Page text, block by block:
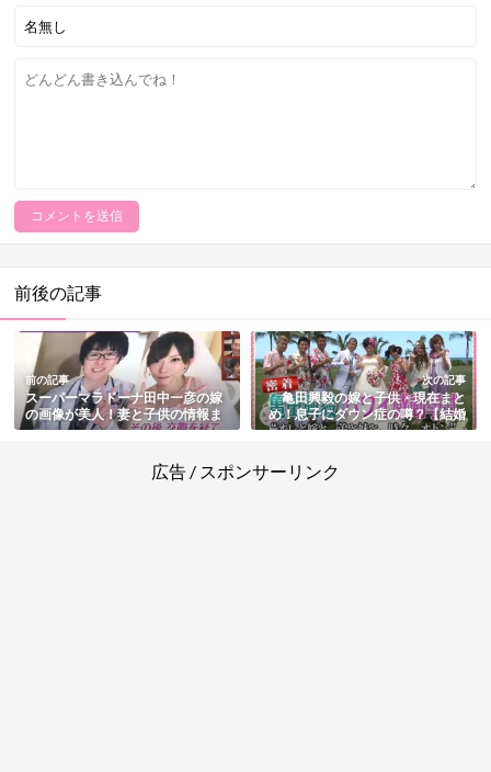
前後の記事
前の記事
スーパーマラドーナ田中一彦の嫁
の画像が美人！妻と子供の情報ま
とめ
次の記事
亀田興毅の嫁と子供・現在まと
め！息子にダウン症の噂？【結婚
相手の画像あり】
広告 / スポンサーリンク